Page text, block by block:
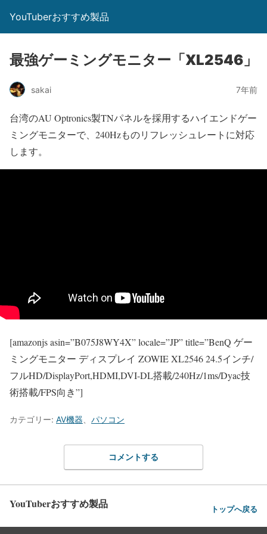
YouTuberおすすめ製品
最強ゲーミングモニター「XL2546」
sakai 7年前
台湾のAU Optronics製TNパネルを採用するハイエンドゲー
ミングモニターで、240Hzものリフレッシュレートに対応
します。
[amazonjs asin=”B075J8WY4X” locale=”JP” title=”BenQ ゲー
ミングモニター ディスプレイ ZOWIE XL2546 24.5インチ/
フルHD/DisplayPort,HDMI,DVI-DL搭載/240Hz/1ms/Dyac技
術搭載/FPS向き”]
カテゴリー: AV機器 パソコン
コメントする
YouTuberおすすめ製品 トップへ戻る